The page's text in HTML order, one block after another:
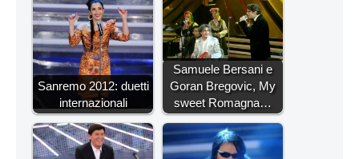
Sanremo 2012: duetti
internazionali
Samuele Bersani e
Goran Bregovic, My
sweet Romagna…